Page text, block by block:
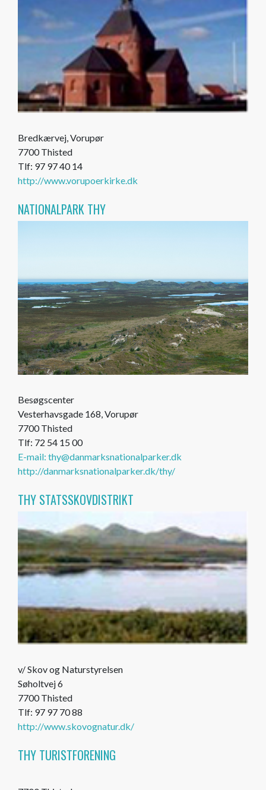
Bredkærvej, Vorupør
7700 Thisted
Tlf: 97 97 40 14
http://www.vorupoerkirke.dk
NATIONALPARK THY
Besøgscenter
Vesterhavsgade 168, Vorupør
7700 Thisted
Tlf: 72 54 15 00
E-mail: thy@danmarksnationalparker.dk
http://danmarksnationalparker.dk/thy/
THY STATSSKOVDISTRIKT
v/ Skov og Naturstyrelsen
Søholtvej 6
7700 Thisted
Tlf: 97 97 70 88
http://www.skovognatur.dk/
THY TURISTFORENING